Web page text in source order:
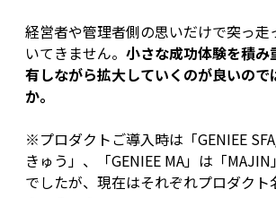
経営者や管理者側の思いだけで突っ走
いてきません。 小さな成功体験を積み
有しながら拡大していくのが良いので
か。
※プロダクトご導入時は「GENIEE
きゅう」、「GENIEE MA」は「
でしたが、現在はそれぞれプロダクト